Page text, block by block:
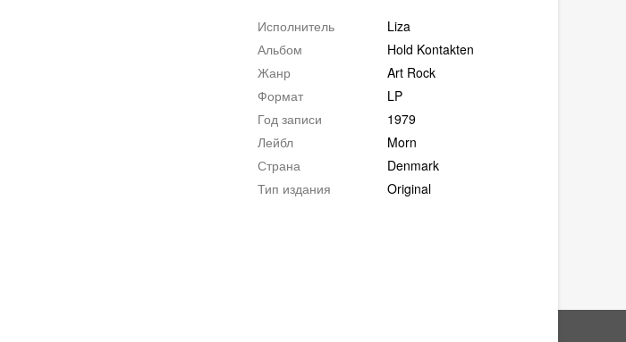
Исполнитель
Liza
Альбом
Hold Kontakten
Жанр
Art Rock
Формат
LP
Год записи
1979
Лейбл
Morn
Страна
Denmark
Тип издания
Original